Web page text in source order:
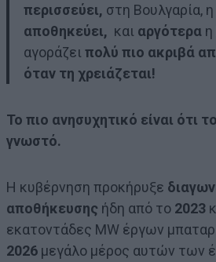
περισσεύει, στη Βουλγαρία,
αποθηκεύει, και αργότερα η
αγοράζει πολύ πιο ακριβά
όταν τη χρειάζεται!
Το πιο ανησυχητικό είναι ότι
γνωστό.
Η κυβέρνηση προκήρυξε
αποθήκευσης ήδη από το 2023
εκατοντάδες MW έργων
2026 μεγάλο μέρος αυτών των